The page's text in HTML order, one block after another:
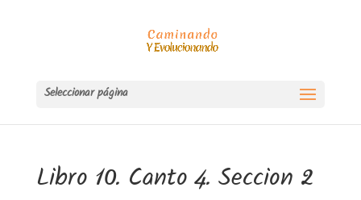
Seleccionar página
Libro 10. Canto 4. Seccion 2